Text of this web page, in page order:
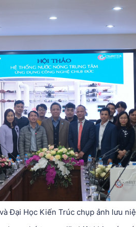
Đại Học Kiến Trúc chụp ảnh lưu